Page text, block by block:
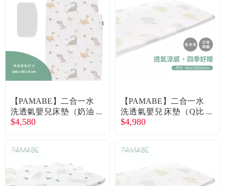
【PAMABE】二合一水
洗透氣嬰兒床墊（奶油
恐龍）108x58x5cm 廠
$4,580
【PAMABE】二合一水
洗透氣嬰兒床墊（Q比
小象）60x120x5cm 廠
$4,980